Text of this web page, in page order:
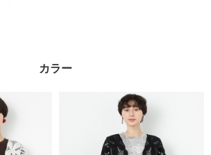
カラー